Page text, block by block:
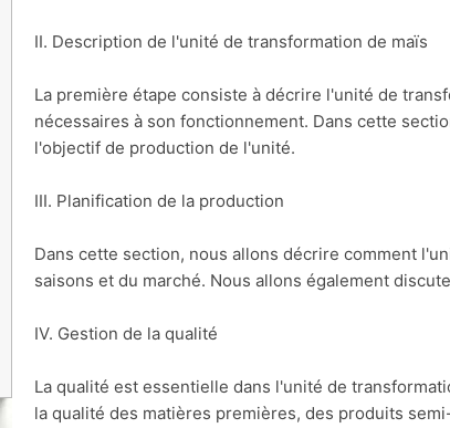
II. Description de l'unité de transformation de maïs
La première étape consiste à décrire l'unité de
nécessaires à son fonctionnement. Dans cette
l'objectif de production de l'unité.
III. Planification de la production
Dans cette section, nous allons décrire comment
saisons et du marché. Nous allons également
IV. Gestion de la qualité
La qualité est essentielle dans l'unité de
la qualité des matières premières, des produits